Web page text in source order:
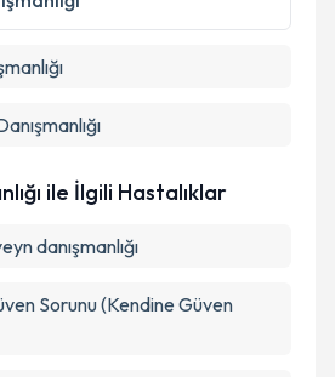
kabul ediyorum.
ile İlgili Hastalıklar
danışmanlığı
Sorunu (Kendine Güven